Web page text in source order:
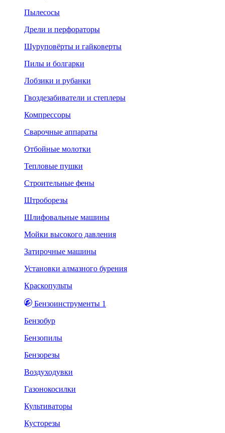
Пылесосы
Дрели и перфораторы
Шуруповёрты и гайковерты
Пилы и болгарки
Лобзики и рубанки
Гвоздезабиватели и степлеры
Компрессоры
Сварочные аппараты
Отбойные молотки
Тепловые пушки
Строительные фены
Штроборезы
Шлифовальные машины
Мойки высокого давления
Затирочные машины
Установки алмазного бурения
Краскопульты
Бензоинструменты 1
Бензобур
Бензопилы
Бензорезы
Воздуходувки
Газонокосилки
Культиваторы
Кусторезы